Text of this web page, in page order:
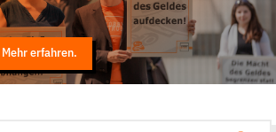
Mehr erfahren.